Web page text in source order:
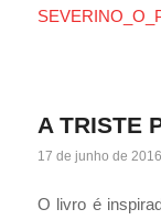
A TRISTE
17 de junho de 2016
O livro é